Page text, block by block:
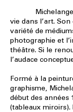
vie dans l’art.
variété de
photographie et
théâtre. Si le
l’audace
Formé à la
graphisme,
début des années
(tableaux miroirs).